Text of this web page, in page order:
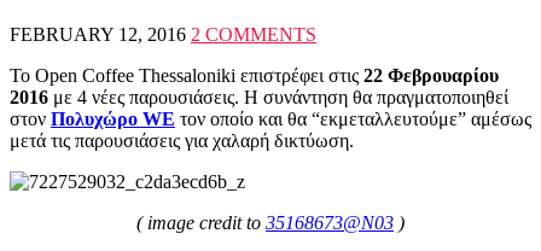
FEBRUARY 12, 2016 2 COMMENTS
Το Open Coffee Thessaloniki επιστρέφει στις 22 Φεβρουαρίου
2016 με 4 νέες παρουσιάσεις. Η συνάντηση θα πραγματοποιηθεί
στον Πολυχώρο WE τον οποίο και θα “εκμεταλλευτούμε” αμέσως
μετά τις παρουσιάσεις για χαλαρή δικτύωση.
( image credit to 35168673@N03 )